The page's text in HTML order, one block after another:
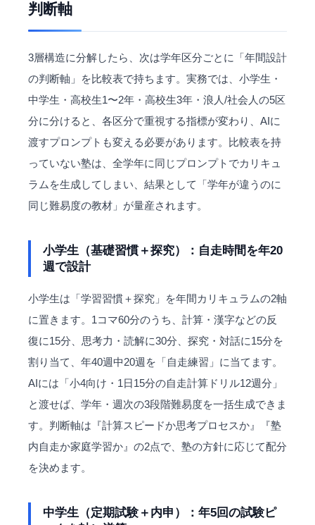
判断軸
3層構造に分解したら、次は学年区分ごとに「年間設計
の判断軸」を比較表で持ちます。実務では、小学生・
中学生・高校生1〜2年・高校生3年・浪人/社会人の5区
分に分けると、各区分で重視する指標が変わり、AIに
渡すプロンプトも変える必要があります。比較表を持
っていない塾は、全学年に同じプロンプトでカリキュ
ラムを生成してしまい、結果として「学年が違うのに
同じ難易度の教材」が量産されます。
小学生（基礎習慣＋探究）：自走時間を年20
週で設計
小学生は「学習習慣＋探究」を年間カリキュラムの2軸
に置きます。1コマ60分のうち、計算・漢字などの反
復に15分、思考力・読解に30分、探究・対話に15分を
割り当て、年40週中20週を「自走練習」に当てます。
AIには「小4向け・1日15分の自走計算ドリル12週分」
と渡せば、学年・週次の3段階難易度を一括生成できま
す。判断軸は『計算スピードか思考プロセスか』『塾
内自走か家庭学習か』の2点で、塾の方針に応じて配分
を決めます。
中学生（定期試験＋内申）：年5回の試験ピ